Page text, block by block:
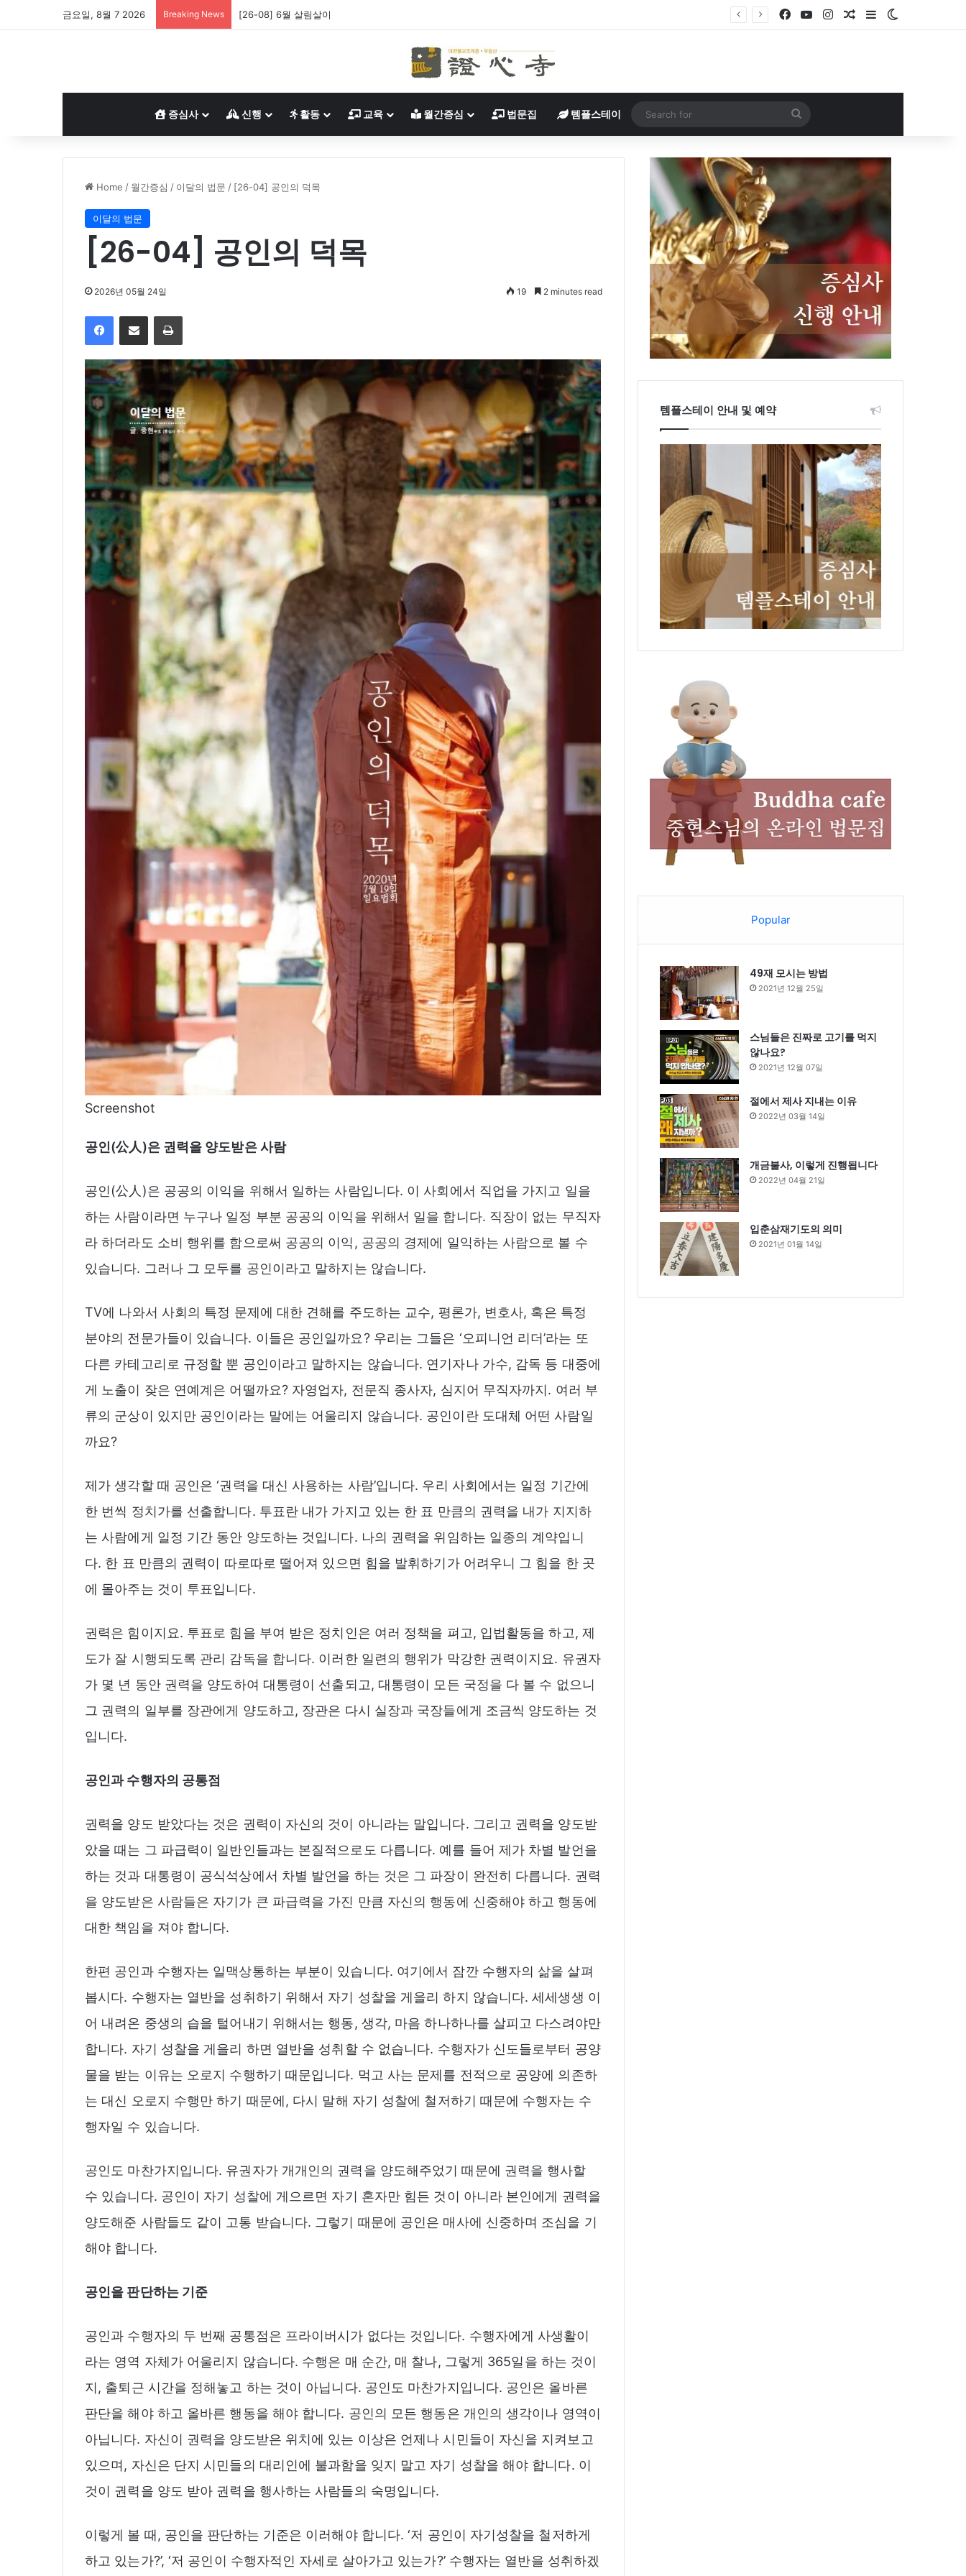
금요일, 8월 7 2026 Breaking News [26-08] 6월 살림살이 Facebook
YouTubeInstagramRandom Article
Sidebar
증심사 신행 활동 교육 월간증심 법문집 템플스테이
for
Home / 월간증심 / 이달의 법문 / [26-04] 공인의 덕목
이달의 법문
[26-04] 공인의 덕목
2026년 05월 24일 19 2 minutes read
FacebookShare via Email Print
Screenshot
공인(公人)은 권력을 양도받은 사람
공인(公人)은 공공의 이익을 위해서 일하는 사람입니다. 이 사회에서 직업을 가지고 일을
하는 사람이라면 누구나 일정 부분 공공의 이익을 위해서 일을 합니다. 직장이 없는 무직자
라 하더라도 소비 행위를 함으로써 공공의 이익, 공공의 경제에 일익하는 사람으로 볼 수
있습니다. 그러나 그 모두를 공인이라고 말하지는 않습니다.
TV에 나와서 사회의 특정 문제에 대한 견해를 주도하는 교수, 평론가, 변호사, 혹은 특정
분야의 전문가들이 있습니다. 이들은 공인일까요? 우리는 그들은 ‘오피니언 리더’라는 또
다른 카테고리로 규정할 뿐 공인이라고 말하지는 않습니다. 연기자나 가수, 감독 등 대중에
게 노출이 잦은 연예계은 어떨까요? 자영업자, 전문직 종사자, 심지어 무직자까지. 여러 부
류의 군상이 있지만 공인이라는 말에는 어울리지 않습니다. 공인이란 도대체 어떤 사람일
까요?
제가 생각할 때 공인은 ‘권력을 대신 사용하는 사람’입니다. 우리 사회에서는 일정 기간에
한 번씩 정치가를 선출합니다. 투표란 내가 가지고 있는 한 표 만큼의 권력을 내가 지지하
는 사람에게 일정 기간 동안 양도하는 것입니다. 나의 권력을 위임하는 일종의 계약입니
다. 한 표 만큼의 권력이 따로따로 떨어져 있으면 힘을 발휘하기가 어려우니 그 힘을 한 곳
에 몰아주는 것이 투표입니다.
권력은 힘이지요. 투표로 힘을 부여 받은 정치인은 여러 정책을 펴고, 입법활동을 하고, 제
도가 잘 시행되도록 관리 감독을 합니다. 이러한 일련의 행위가 막강한 권력이지요. 유권자
가 몇 년 동안 권력을 양도하여 대통령이 선출되고, 대통령이 모든 국정을 다 볼 수 없으니
그 권력의 일부를 장관에게 양도하고, 장관은 다시 실장과 국장들에게 조금씩 양도하는 것
입니다.
공인과 수행자의 공통점
권력을 양도 받았다는 것은 권력이 자신의 것이 아니라는 말입니다. 그리고 권력을 양도받
았을 때는 그 파급력이 일반인들과는 본질적으로도 다릅니다. 예를 들어 제가 차별 발언을
하는 것과 대통령이 공식석상에서 차별 발언을 하는 것은 그 파장이 완전히 다릅니다. 권력
을 양도받은 사람들은 자기가 큰 파급력을 가진 만큼 자신의 행동에 신중해야 하고 행동에
대한 책임을 져야 합니다.
한편 공인과 수행자는 일맥상통하는 부분이 있습니다. 여기에서 잠깐 수행자의 삶을 살펴
봅시다. 수행자는 열반을 성취하기 위해서 자기 성찰을 게을리 하지 않습니다. 세세생생 이
어 내려온 중생의 습을 털어내기 위해서는 행동, 생각, 마음 하나하나를 살피고 다스려야만
합니다. 자기 성찰을 게을리 하면 열반을 성취할 수 없습니다. 수행자가 신도들로부터 공양
물을 받는 이유는 오로지 수행하기 때문입니다. 먹고 사는 문제를 전적으로 공양에 의존하
는 대신 오로지 수행만 하기 때문에, 다시 말해 자기 성찰에 철저하기 때문에 수행자는 수
행자일 수 있습니다.
공인도 마찬가지입니다. 유권자가 개개인의 권력을 양도해주었기 때문에 권력을 행사할
수 있습니다. 공인이 자기 성찰에 게으르면 자기 혼자만 힘든 것이 아니라 본인에게 권력을
양도해준 사람들도 같이 고통 받습니다. 그렇기 때문에 공인은 매사에 신중하며 조심을 기
해야 합니다.
공인을 판단하는 기준
공인과 수행자의 두 번째 공통점은 프라이버시가 없다는 것입니다. 수행자에게 사생활이
라는 영역 자체가 어울리지 않습니다. 수행은 매 순간, 매 찰나, 그렇게 365일을 하는 것이
지, 출퇴근 시간을 정해놓고 하는 것이 아닙니다. 공인도 마찬가지입니다. 공인은 올바른
판단을 해야 하고 올바른 행동을 해야 합니다. 공인의 모든 행동은 개인의 생각이나 영역이
아닙니다. 자신이 권력을 양도받은 위치에 있는 이상은 언제나 시민들이 자신을 지켜보고
있으며, 자신은 단지 시민들의 대리인에 불과함을 잊지 말고 자기 성찰을 해야 합니다. 이
것이 권력을 양도 받아 권력을 행사하는 사람들의 숙명입니다.
이렇게 볼 때, 공인을 판단하는 기준은 이러해야 합니다. ‘저 공인이 자기성찰을 철저하게
하고 있는가?’, ‘저 공인이 수행자적인 자세로 살아가고 있는가?’ 수행자는 열반을 성취하겠
템플스테이 안내 및 예약
Popular
49재 모시는 방법
2021년 12월 25일
스님들은 진짜로 고기를 먹지
않나요?
2021년 12월 07일
절에서 제사 지내는 이유
2022년 03월 14일
개금불사, 이렇게 진행됩니다
2022년 04월 21일
입춘삼재기도의 의미
2021년 01월 14일